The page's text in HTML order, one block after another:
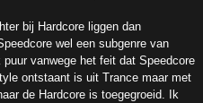
bij Hardcore liggen dan
wel een subgenre van
vanwege het feit dat Speedcore
ontstaant is uit Trance maar met
de Hardcore is toegegroeid. Ik